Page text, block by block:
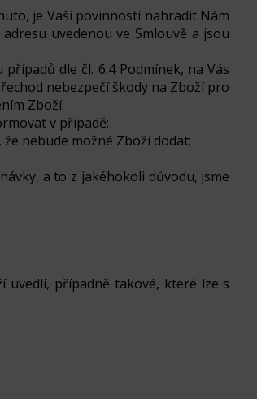
je Vaší povinností nahradit Nám
uvedenou ve Smlouvě a jsou
dle čl. 6.4 Podmínek, na Vás
nebezpečí škody na Zboží pro
Zboží.
v případě:
nebude možné Zboží dodat;
a to z jakéhokoli důvodu, jsme
uvedli, případně takové, které lze s